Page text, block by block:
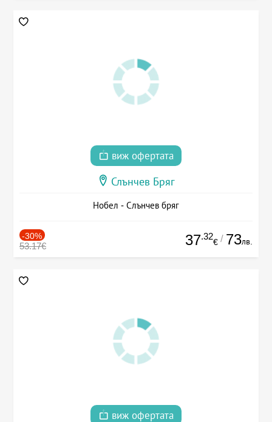
виж офертата
Слънчев Бряг
Нобел - Слънчев бряг
-30%
53.17€ 37.32
€ / 73лв.
виж офертата